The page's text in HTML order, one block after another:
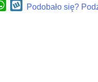
WhatsApp
Wykop
Podobało się?